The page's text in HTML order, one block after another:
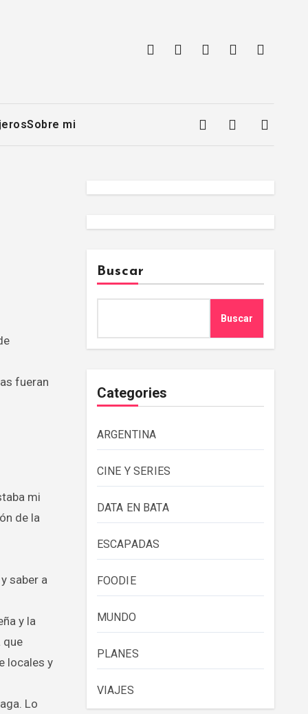
Sobre mi
fueran
mi
de la
saber a
y la
que
locales y
Lo
Buscar
Buscar
Categories
ARGENTINA
CINE Y SERIES
DATA EN BATA
ESCAPADAS
FOODIE
MUNDO
PLANES
VIAJES